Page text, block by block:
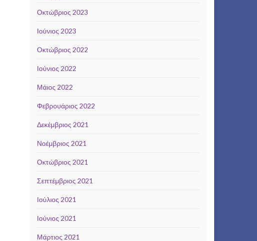
Οκτώβριος 2023
Ιούνιος 2023
Οκτώβριος 2022
Ιούνιος 2022
Μάιος 2022
Φεβρουάριος 2022
Δεκέμβριος 2021
Νοέμβριος 2021
Οκτώβριος 2021
Σεπτέμβριος 2021
Ιούλιος 2021
Ιούνιος 2021
Μάρτιος 2021